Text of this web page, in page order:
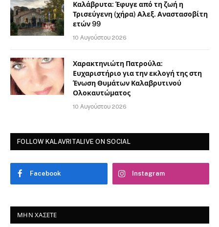
Καλάβρυτα: Έφυγε από τη ζωή η
Τρισεύγενη (χήρα) Αλεξ. Αναστασοβίτη
ετών 99
10 Αυγούστου 2026
Χαρακτηνιώτη Πατρούλα:
Ευχαριστήριο για την εκλογή της στη
Ένωση Θυμάτων Καλαβρυτινού
Ολοκαυτώματος
10 Αυγούστου 2026
FOLLOW KALAVRITALIVE ON SOCIAL
Facebook Instagram
ΜΗΝ ΧΆΣΕΤΕ